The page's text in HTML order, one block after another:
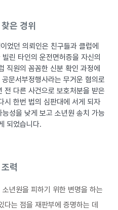
은 경위
었던 의뢰인은 친구들과 클럽에
린 타인의 운전면허증을 자신의
직원의 꼼꼼한 신분 확인 과정에
문서부정행사라는 무거운 혐의로
전 다른 사건으로 보호처분을 받은
시 한번 법의 심판대에 서게 되자
성을 낮게 보고 소년원 송치 가능
되었습니다.
력
년원을 피하기 위한 변명을 하는
는 점을 재판부에 증명하는 데